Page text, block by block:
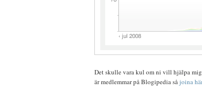
Det skulle vara kul om ni vill hjälpa
är medlemmar på Blogipedia såjoina här